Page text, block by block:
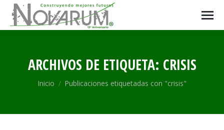
ARCHIVOS DE ETIQUETA: CRISIS
Estás aquí:
Inicio Publicaciones etiquetadas con "crisis"